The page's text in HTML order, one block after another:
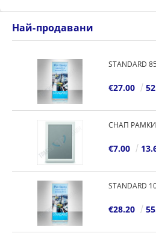
Най-продавани
STANDARD
€27.00
СНАП РАМКИ
€7.00
STANDARD
€28.20